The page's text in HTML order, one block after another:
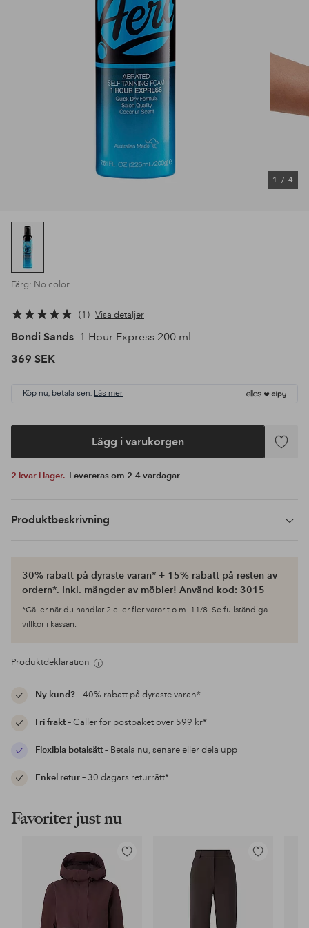
1 / 4
Färg: No color
1 Visa detaljer
Bondi Sands 1 Hour Express 200 ml
369 SEK
Köp nu, betala sen. Läs mer
Lägg i varukorgen
Lägg
2 kvar i lager. Levereras om 2-4 vardagar
Produktbeskrivning
30% rabatt på dyraste varan* + 15% rabatt på resten av
ordern*. Inkl. mängder av möbler! Använd kod: 3015
*Gäller när du handlar 2 eller fler varor t.o.m. 11/8. Se fullständiga
villkor i kassan.
Produktdeklaration
Ny kund?– 40% rabatt på dyraste varan*
Fri frakt– Gäller för postpaket över 599 kr*
Flexibla betalsätt– Betala nu, senare eller dela upp
Enkel retur– 30 dagars returrätt*
Favoriter just nu
Lägg
i
favoriter
Lägg